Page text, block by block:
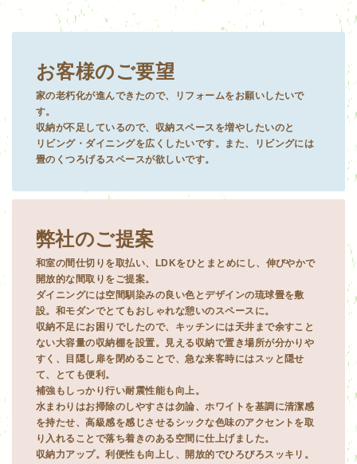
お客様のご要望
家の老朽化が進んできたので、リフォームをお願いしたいで
す。
収納が不足しているので、収納スペースを増やしたいのと
リビング・ダイニングを広くしたいです。また、リビングには
畳のくつろげるスペースが欲しいです。
弊社のご提案
和室の間仕切りを取払い、LDKをひとまとめにし、伸びやかで
開放的な間取りをご提案。
ダイニングには空間馴染みの良い色とデザインの琉球畳を敷
設。和モダンでとてもおしゃれな憩いのスペースに。
収納不足にお困りでしたので、キッチンには天井まで余すこと
ない大容量の収納棚を設置。見える収納で置き場所が分かりや
すく、目隠し扉を閉めることで、急な来客時にはスッと隠せ
て、とても便利。
補強もしっかり行い耐震性能も向上。
水まわりはお掃除のしやすさは勿論、ホワイトを基調に清潔感
を持たせ、高級感を感じさせるシックな色味のアクセントを取
り入れることで落ち着きのある空間に仕上げました。
収納力アップ。利便性も向上し、開放的でひろびろスッキリ。